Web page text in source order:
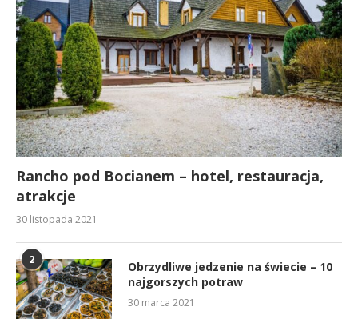
Rancho pod Bocianem – hotel, restauracja,
atrakcje
30 listopada 2021
2
Obrzydliwe jedzenie na świecie – 10
najgorszych potraw
30 marca 2021